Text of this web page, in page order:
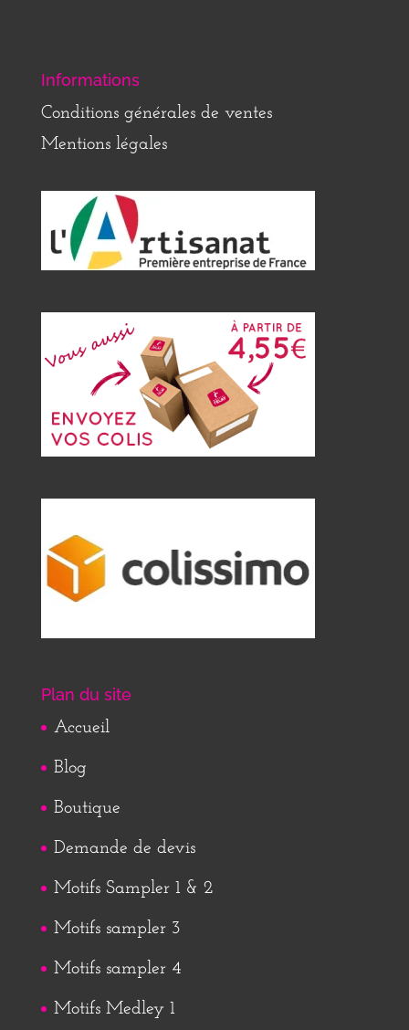
Informations
Conditions générales de ventes
Mentions légales
Plan du site
Accueil
Blog
Boutique
Demande de devis
Motifs Sampler 1 & 2
Motifs sampler 3
Motifs sampler 4
Motifs Medley 1